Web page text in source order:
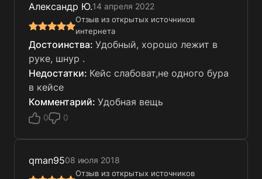
Александр Ю.14 апреля 2022
Отзыв из открытых источников
интернета
Удобный, хорошо лежит в
руке, шнур .
Кейс слабоват,не одного бура
в кейсе
Удобная вещь
0 0
qman9508 июля 2018
Отзыв из открытых источников